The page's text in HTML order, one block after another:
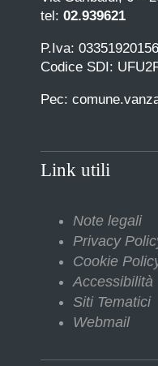
tel: 02.939621
P.Iva: 03351920156
Codice SDI:
Pec:
Link utili
Note legali
Privacy
Cookie
Accessibilità
Siti Tematici
Webmail